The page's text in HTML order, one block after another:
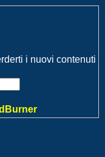
i nuovi contenuti